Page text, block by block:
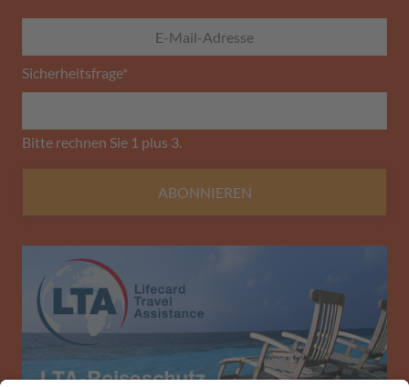
Sicherheitsfrage*
Bitte rechnen Sie 1 plus 3.
ABONNIEREN